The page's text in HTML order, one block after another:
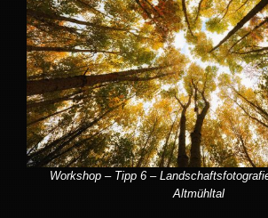
Workshop – Tipp 6 –
Altmühltal